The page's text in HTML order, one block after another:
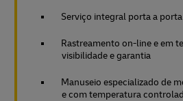
Serviço integral porta a porta
Rastreamento on-line e em
visibilidade e garantia
Manuseio especializado de
e com temperatura